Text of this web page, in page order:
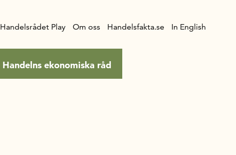
Handelns ekonomiska råd
Handelsrådet Play Om oss Handelsfakta.se In English